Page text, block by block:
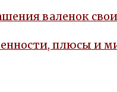
валенок
плюсы и